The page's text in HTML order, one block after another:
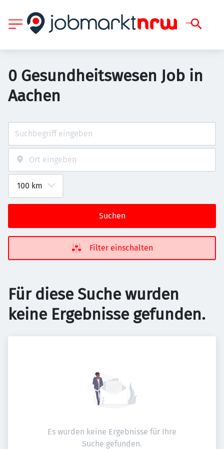
0 Gesundheitswesen Job in
Aachen
Suchen
Filter einschalten
Für diese Suche wurden
keine Ergebnisse gefunden.
Es wurden keine Ergebnisse für Ihre
Suche gefunden.